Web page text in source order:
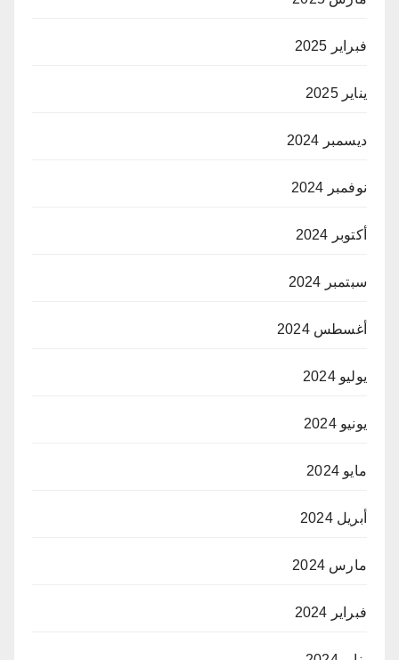
فبراير 2025
يناير 2025
ديسمبر 2024
نوفمبر 2024
أكتوبر 2024
سبتمبر 2024
أغسطس 2024
يوليو 2024
يونيو 2024
مايو 2024
أبريل 2024
مارس 2024
فبراير 2024